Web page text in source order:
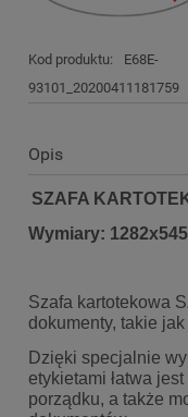
Kod produktu:
E68E-
93101_20200411181759
Opis
SZAFA
Wymiary:
Szafa kartotekowa
dokumenty, takie
Dzięki specjalnie
etykietami łatwa
porządku, a także